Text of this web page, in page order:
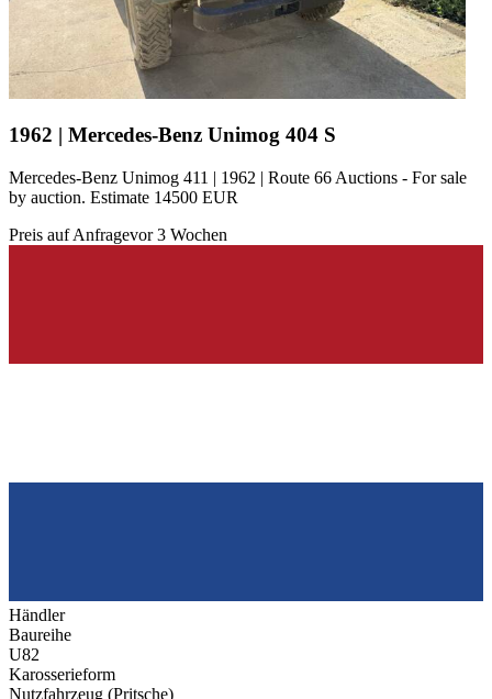
1962 | Mercedes-Benz Unimog 404 S
Mercedes-Benz Unimog 411 | 1962 | Route 66 Auctions - For sale
by auction. Estimate 14500 EUR
Preis auf Anfragevor 3 Wochen
Händler
Baureihe
U82
Karosserieform
Nutzfahrzeug (Pritsche)